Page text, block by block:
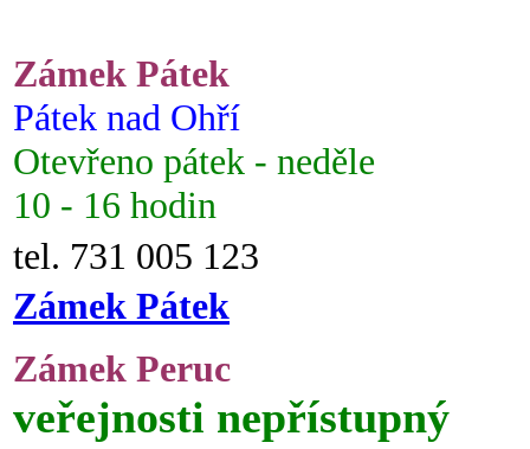
Zámek Pátek
Pátek nad Ohří
Otevřeno pátek - neděle
10 - 16 hodin
tel. 731 005 123
Zámek Pátek
Zámek Peruc
veřejnosti nepřístupný